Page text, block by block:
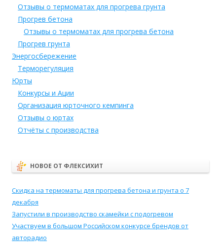
Отзывы о термоматах для прогрева грунта
Прогрев бетона
Отзывы о термоматах для прогрева бетона
Прогрев грунта
Энергосбережение
Терморегуляция
Юрты
Конкурсы и Ации
Организация юрточного кемпинга
Отзывы о юртах
Отчёты с производства
НОВОЕ ОТ ФЛЕКСИХИТ
Скидка на термоматы для прогрева бетона и грунта о 7
декабря
Запустили в производство скамейки с подогревом
Участвуем в большом Российском конкурсе брендов от
авторадио